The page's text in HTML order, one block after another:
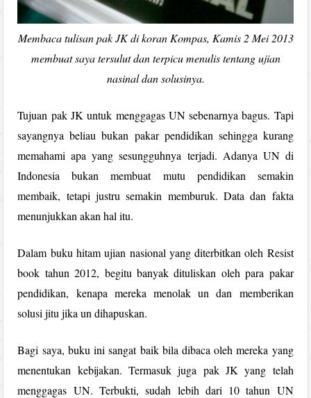
Membaca tulisan pak JK di koran Kompas, Kamis 2 Mei 2013
membuat saya tersulut dan terpicu menulis tentang ujian
nasinal dan solusinya.
Tujuan pak JK untuk menggagas UN sebenarnya bagus. Tapi
sayangnya beliau bukan pakar pendidikan sehingga kurang
memahami apa yang sesungguhnya terjadi. Adanya UN di
Indonesia bukan membuat mutu pendidikan semakin
membaik, tetapi justru semakin memburuk. Data dan fakta
menunjukkan akan hal itu.
Dalam buku hitam ujian nasional yang diterbitkan oleh Resist
book tahun 2012, begitu banyak dituliskan oleh para pakar
pendidikan, kenapa mereka menolak un dan memberikan
solusi jitu jika un dihapuskan.
Bagi saya, buku ini sangat baik bila dibaca oleh mereka yang
menentukan kebijakan. Termasuk juga pak JK yang telah
menggagas UN. Terbukti, sudah lebih dari 10 tahun UN